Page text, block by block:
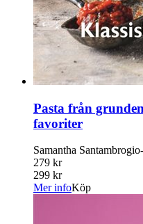
Pasta från
favoriter
Samantha
279 kr
299 kr
Mer infoKöp